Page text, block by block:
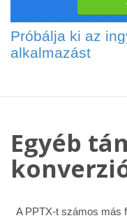
Próbálja ki az
alkalmazást
Egyéb
A PPTX-t számos más